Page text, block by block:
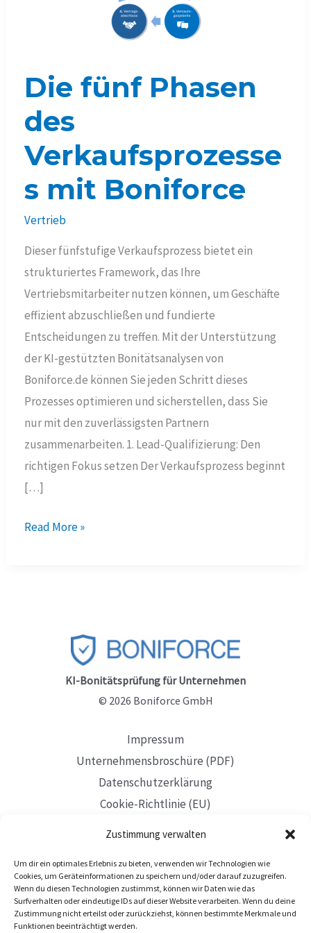
Zustimmung verwalten
Um dir ein optimales Erlebnis zu bieten, verwenden wir Technologien wie
Cookies, um Geräteinformationen zu speichern und/oder darauf zuzugreifen.
Wenn du diesen Technologien zustimmst, können wir Daten wie das
Surfverhalten oder eindeutige IDs auf dieser Website verarbeiten. Wenn du deine
Zustimmung nicht erteilst oder zurückziehst, können bestimmte Merkmale und
Funktionen beeinträchtigt werden.
Die fünf Phasen
des
Verkaufsprozesse
s mit Boniforce
Vertrieb
Dieser fünfstufige Verkaufsprozess bietet ein
strukturiertes Framework, das Ihre
Vertriebsmitarbeiter nutzen können, um Geschäfte
effizient abzuschließen und fundierte
Entscheidungen zu treffen. Mit der Unterstützung
der KI-gestützten Bonitätsanalysen von
Boniforce.de können Sie jeden Schritt dieses
Prozesses optimieren und sicherstellen, dass Sie
nur mit den zuverlässigsten Partnern
zusammenarbeiten. 1. Lead-Qualifizierung: Den
richtigen Fokus setzen Der Verkaufsprozess beginnt
[…]
Die
Boniforce
Read More »
KI-Bonitätsprüfung für Unternehmen
© 2026 Boniforce GmbH
Impressum
Unternehmensbroschüre (PDF)
Datenschutzerklärung
Cookie-Richtlinie (EU)
Mit Sitz in Düsseldorf